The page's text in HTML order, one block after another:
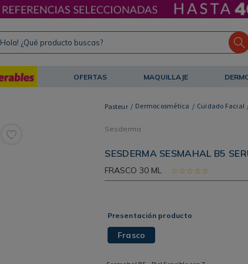
¿Qué producto buscas?
OFERTAS MAQUILLAJE
Dermocosmética Cuidado Facial
Sesderma
SESDERMA SESMAHAL B5
FRASCO 30 ML ☆☆☆☆☆
Presentación producto
Frasco